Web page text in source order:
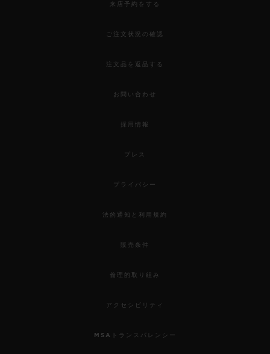
来店予約をする
ご注文状況の確認
注文品を返品する
お問い合わせ
採用情報
プレス
プライバシー
法的通知と利用規約
販売条件
倫理的取り組み
アクセシビリティ
MSAトランスパレンシー